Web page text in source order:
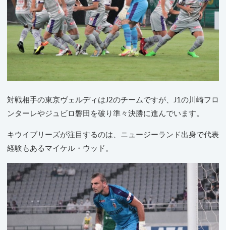
対戦相手の東京ヴェルディはJ2のチームですが、J1の川崎フロ
ンターレやジュビロ磐田を破り準々決勝に進んでいます。
キウイブリーズが注目するのは、ニュージーランド出身で代表
経験もあるマイケル・ウッド。